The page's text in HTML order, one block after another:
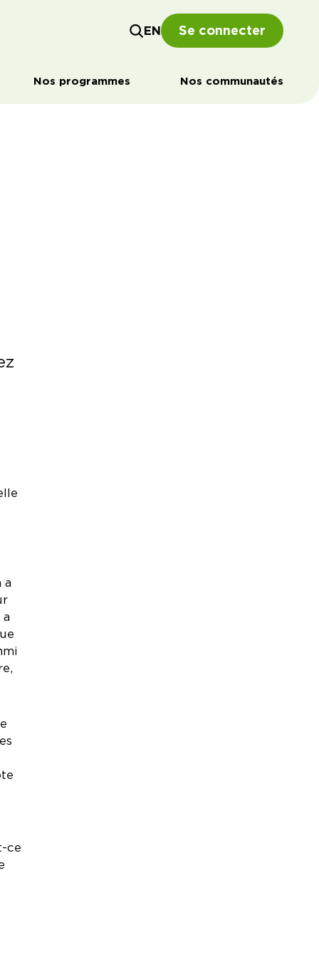
EN Se connecter
Nos programmes Nos communautés
a
ce